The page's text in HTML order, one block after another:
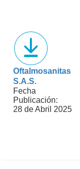
Oftalmosanitas
S.A.S.
Fecha
Publicación:
28 de Abril 2025